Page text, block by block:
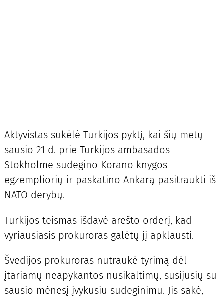
Aktyvistas sukėlė Turkijos pyktį, kai šių metų
sausio 21 d. prie Turkijos ambasados
Stokholme sudegino Korano knygos
egzempliorių ir paskatino Ankarą pasitraukti iš
NATO derybų.
Turkijos teismas išdavė arešto orderį, kad
vyriausiasis prokuroras galėtų jį apklausti.
Švedijos prokuroras nutraukė tyrimą dėl
įtariamų neapykantos nusikaltimų, susijusių su
sausio mėnesį įvykusiu sudeginimu. Jis sakė,